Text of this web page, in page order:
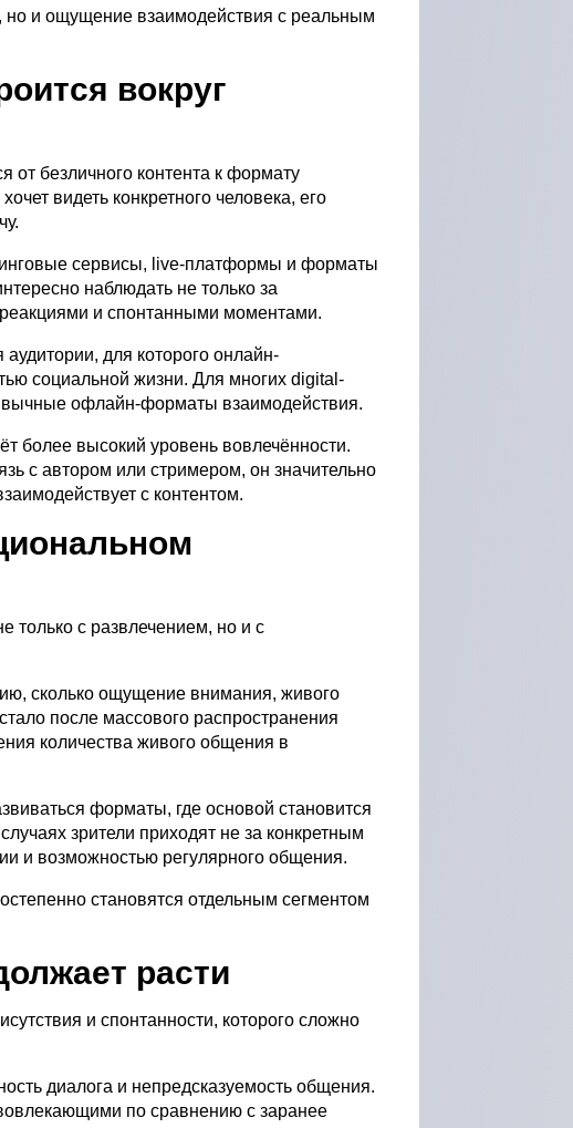
и ощущение взаимодействия с реальным
вокруг
безличного контента к формату
видеть конкретного человека, его
сервисы, live-платформы и форматы
наблюдать не только за
и спонтанными моментами.
для которого онлайн-
социальной жизни. Для многих digital-
офлайн-форматы взаимодействия.
более высокий уровень вовлечённости.
с автором или стримером, он значительно
с контентом.
только с развлечением, но и с
сколько ощущение внимания, живого
после массового распространения
количества живого общения в
форматы, где основой становится
зрители приходят не за конкретным
и возможностью регулярного общения.
становятся отдельным сегментом
расти
и спонтанности, которого сложно
диалога и непредсказуемость общения.
по сравнению с заранее